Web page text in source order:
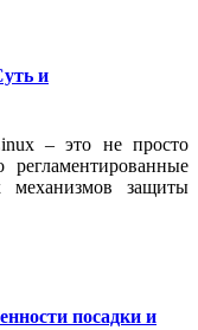
и
– это не просто
регламентированные
защиты
посадки и